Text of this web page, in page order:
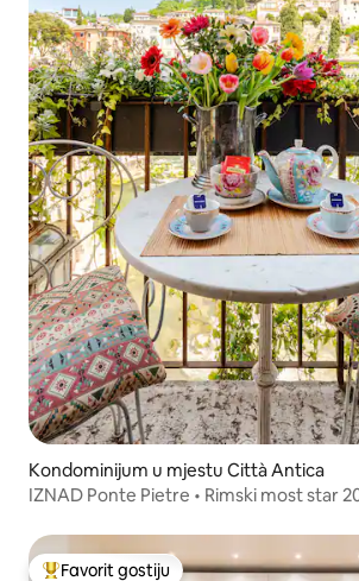
Kondominijum u mjestu Città Antica
IZNAD Ponte Pietre • Rimski most star
Favorit gostiju